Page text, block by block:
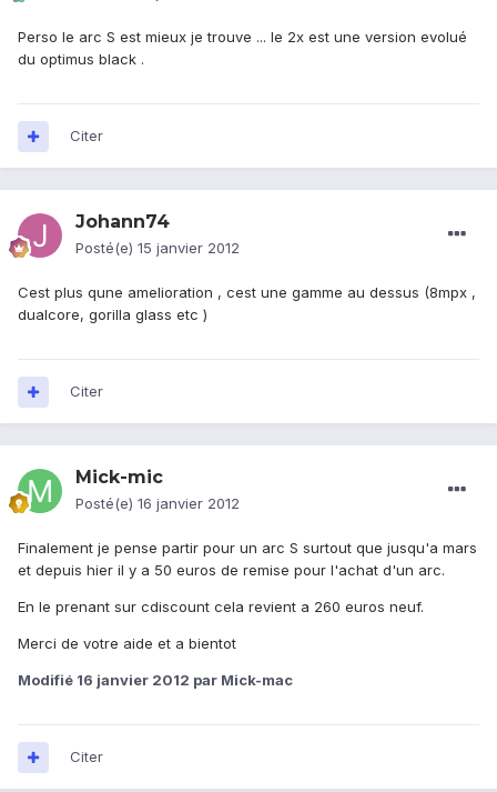
Perso le arc S est mieux je trouve ... le 2x est une version evolué
du optimus black .
Citer
Johann74
Posté(e) 15 janvier 2012
Cest plus qune amelioration , cest une gamme au dessus (8mpx ,
dualcore, gorilla glass etc )
Citer
Mick-mic
Posté(e) 16 janvier 2012
Finalement je pense partir pour un arc S surtout que jusqu'a mars
et depuis hier il y a 50 euros de remise pour l'achat d'un arc.
En le prenant sur cdiscount cela revient a 260 euros neuf.
Merci de votre aide et a bientot
Modifié 16 janvier 2012 par Mick-mac
Citer